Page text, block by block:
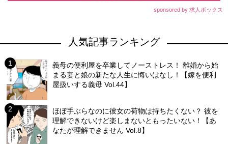
sponsored by 求人ボックス
人気記事ランキング
義母の便利屋を卒業してノーストレス！ 離婚から始
まる妻と娘の新たな人生に悔いはなし！【嫁を便利
屋扱いする義母 Vol.44】
ほぼ手ぶらなのに彼女の荷物は持ちたくない？ 彼を
理解できないけど楽しまないともったいない！【あ
なたが理解できません Vol.8】